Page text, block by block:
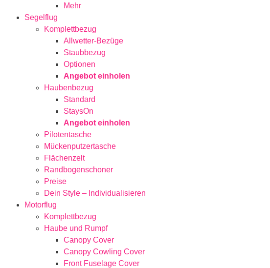
Mehr
Segelflug
Komplettbezug
Allwetter-Bezüge
Staubbezug
Optionen
Angebot einholen
Haubenbezug
Standard
StaysOn
Angebot einholen
Pilotentasche
Mückenputzertasche
Flächenzelt
Randbogenschoner
Preise
Dein Style – Individualisieren
Motorflug
Komplettbezug
Haube und Rumpf
Canopy Cover
Canopy Cowling Cover
Front Fuselage Cover